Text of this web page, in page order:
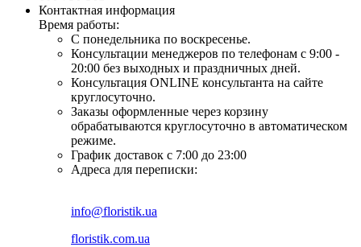
Контактная информация
Время работы:
С понедельника по воскресенье.
Консультации менеджеров по телефонам с 9:00 -
20:00 без выходных и праздничных дней.
Консультация ONLINE консультанта на сайте
круглосуточно.
Заказы оформленные через корзину
обрабатываются круглосуточно в автоматическом
режиме.
График доставок с 7:00 до 23:00
Адреса для переписки:
info@floristik.ua
floristik.com.ua